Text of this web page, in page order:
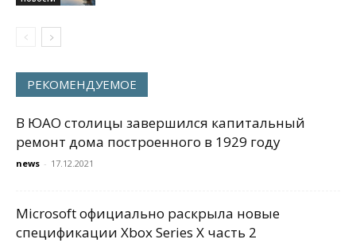
РЕКОМЕНДУЕМОЕ
В ЮАО столицы завершился капитальный
ремонт дома построенного в 1929 году
news - 17.12.2021
Microsoft официально раскрыла новые
спецификации Xbox Series X часть 2